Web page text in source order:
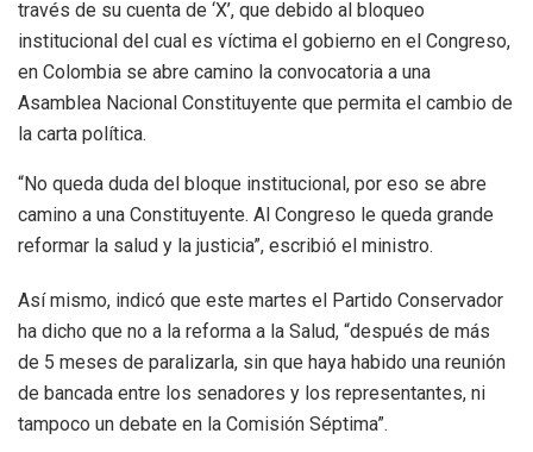
través de su cuenta de ‘X’, que debido al bloqueo
institucional del cual es víctima el gobierno en el Congreso,
en Colombia se abre camino la convocatoria a una
Asamblea Nacional Constituyente que permita el cambio de
la carta política.
“No queda duda del bloque institucional, por eso se abre
camino a una Constituyente. Al Congreso le queda grande
reformar la salud y la justicia”, escribió el ministro.
Así mismo, indicó que este martes el Partido Conservador
ha dicho que no a la reforma a la Salud, “después de más
de 5 meses de paralizarla, sin que haya habido una reunión
de bancada entre los senadores y los representantes, ni
tampoco un debate en la Comisión Séptima”.